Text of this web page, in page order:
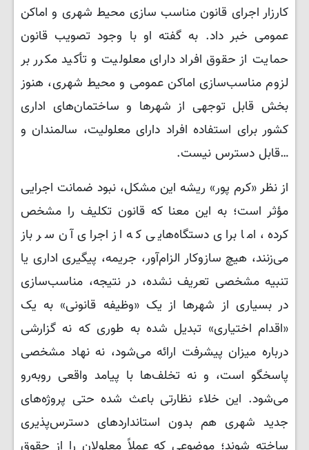
کارزار اجرای قانون مناسب سازی محیط شهری و اماکن
عمومی خبر داد. به گفته او با وجود تصویب قانون
حمایت از حقوق افراد دارای معلولیت و تأکید مکرر بر
لزوم مناسب‌سازی اماکن عمومی و محیط شهری، هنوز
بخش قابل توجهی از شهرها و ساختمان‌های اداری
کشور برای استفاده افراد دارای معلولیت، سالمندان و
…قابل دسترس نیست.
از نظر «کرم پور» ریشه‌ این مشکل، نبود ضمانت اجرایی
مؤثر است؛ به این معنا که قانون تکلیف را مشخص
کرده، اما برای دستگاه‌هایی که از اجرای آن سر باز
می‌زنند، هیچ سازوکار الزام‌آور، جریمه، پیگیری اداری یا
تنبیه مشخصی تعریف نشده، در نتیجه، مناسب‌سازی
در بسیاری از شهرها از یک «وظیفه قانونی» به یک
«اقدام اختیاری» تبدیل شده به طوری که نه گزارشی
درباره میزان پیشرفت ارائه می‌شود، نه نهاد مشخصی
پاسخگو است، و نه تخلف‌ها با پیامد واقعی روبه‌رو
می‌شود. این خلاء نظارتی باعث شده حتی پروژه‌های
جدید شهری هم بدون استانداردهای دسترس‌پذیری